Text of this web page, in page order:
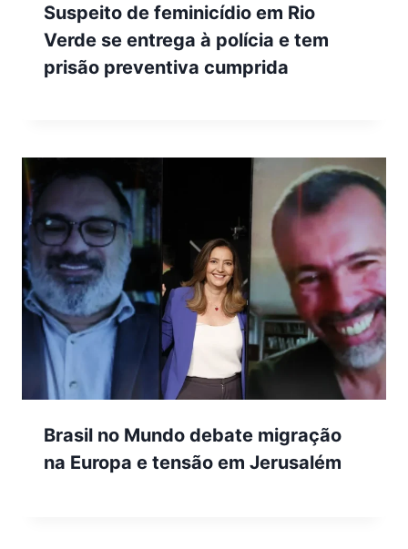
Suspeito de feminicídio em Rio
Verde se entrega à polícia e tem
prisão preventiva cumprida
Brasil no Mundo debate migração
na Europa e tensão em Jerusalém